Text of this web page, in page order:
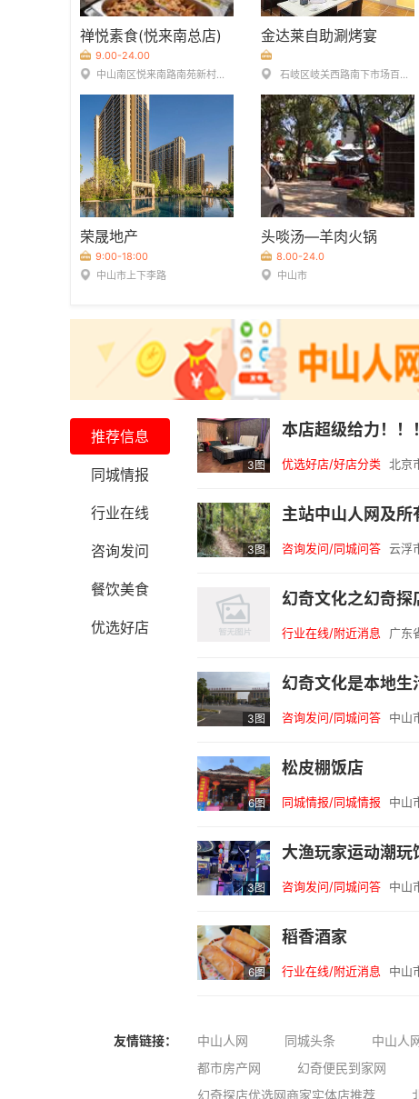
禅悦素食(悦来南总店)
9.00-24.00
中山南区悦来南路南苑新村悦乐街1-3卡2层
金达莱自助涮烤宴
石岐区岐关西路南下市场百乐购三楼（近新码头）
荣晟地产
9:00-18:00
中山市上下李路
头啖汤—羊肉火锅
8.00-24.0
中山市
推荐信息
同城情报
行业在线
咨询发问
餐饮美食
优选好店
3图
本店超级给力！！！
优选好店/好店分类 北京
3图 咨询发问/同城问答 云浮
行业在线/附近消息 广东
3图
幻奇文化是本地生
咨询发问/同城问答 中山
6图
松皮棚饭店
同城情报/同城情报 中山
3图
大渔玩家运动潮玩
咨询发问/同城问答 中山
6图
稻香酒家
行业在线/附近消息 中山
友情链接： 中山人网 同城头条 中山人
都市房产网
幻奇便民到家网
幻奇探店优选网商家实体店推荐